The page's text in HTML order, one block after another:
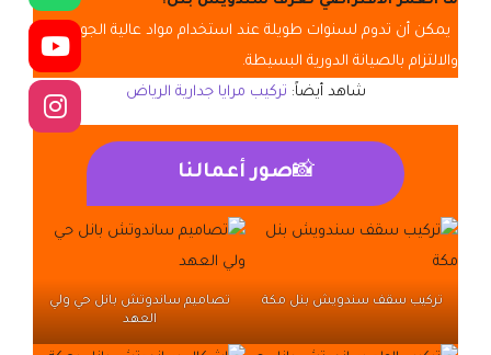
يمكن أن تدوم لسنوات طويلة عند استخدام مواد عالية الجودة
والالتزام بالصيانة الدورية البسيطة.
شاهد أيضاً: تركيب مرايا جدارية الرياض
📸صور أعمالنا
تركيب سقف سندويش بنل مكة
تصاميم ساندوتش بانل حي ولي
العهد